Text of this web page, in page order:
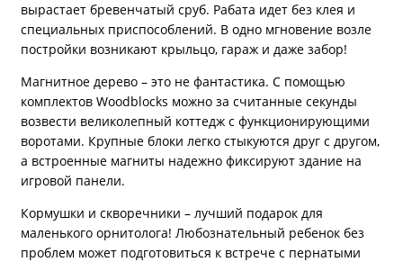
вырастает бревенчатый сруб. Рабата идет без клея и
специальных приспособлений. В одно мгновение возле
постройки возникают крыльцо, гараж и даже забор!
Магнитное дерево – это не фантастика. С помощью
комплектов Woodblocks можно за считанные секунды
возвести великолепный коттедж с функционирующими
воротами. Крупные блоки легко стыкуются друг с другом,
а встроенные магниты надежно фиксируют здание на
игровой панели.
Кормушки и скворечники – лучший подарок для
маленького орнитолога! Любознательный ребенок без
проблем может подготовиться к встрече с пернатыми